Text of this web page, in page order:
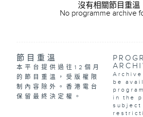
沒有相關節目重溫
No programme archive
節目重溫
本平台提供過往12個月
的節目重溫，受版權限
制內容除外。香港電台
保留最終決定權。
be
in the